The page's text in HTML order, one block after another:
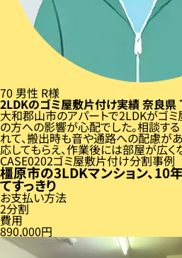
70 男性 R様
2LDKのゴミ屋敷片付け実績奈良県
大和郡山市のアパートで2LDKがゴミ
の方への影響が心配でした。相談す
れて、搬出時も音や通路への配慮が
応してもらえ、作業後には部屋が広く
CASE 02ゴミ屋敷片付け分割事例
橿原市の3LDKマンション、10
てすっきり
お支払い方法
2分割
費用
890,000円